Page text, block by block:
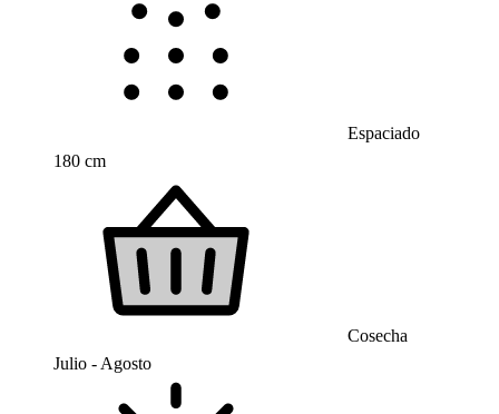
Espaciado
180 cm
Cosecha
Julio - Agosto